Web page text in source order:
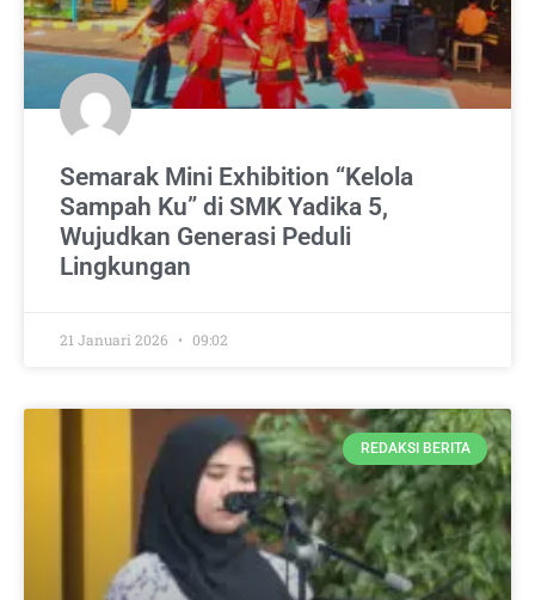
Semarak Mini Exhibition “Kelola
Sampah Ku” di SMK Yadika 5,
Wujudkan Generasi Peduli
Lingkungan
21 Januari 2026 09:02
REDAKSI BERITA